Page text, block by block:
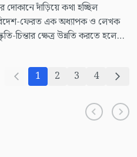
দোকানে দাঁড়িয়ে কথা হচ্ছিল
ফেরত এক অধ্যাপক ও লেখক
চিন্তার ক্ষেত্র উন্নতি করতে হলে
বিষয়ের বই-ই প্রচুর অনুবাদ
করেন, অনুবাদের জন্যই
টাকা!
1 2 3 4